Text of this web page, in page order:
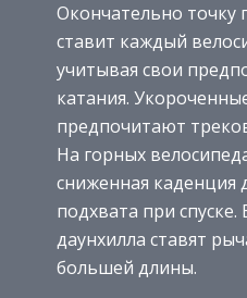
Окончательно точку
ставит каждый
учитывая свои
катания.
предпочитают
На горных
сниженная каденция
подхвата при
даунхилла ставят
большей длины.